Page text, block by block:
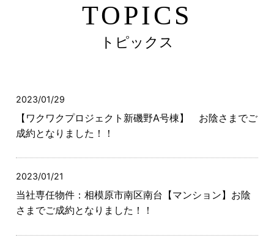
トピックス
TOPICS
2023/01/29
【ワクワクプロジェクト新磯野A号棟】 お陰さまでご
成約となりました！！
2023/01/21
当社専任物件：相模原市南区南台【マンション】お陰
さまでご成約となりました！！